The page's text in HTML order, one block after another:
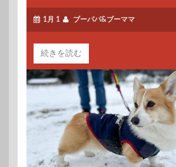
1月 1 ブーパパ&ブーママ
続きを読む